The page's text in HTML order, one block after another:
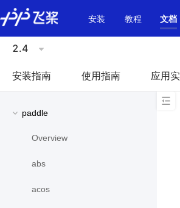
\u200E
安装
教程 文档
2.4
安装指南 使用指南 应用
paddle
Overview
abs
acos